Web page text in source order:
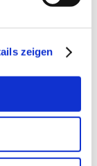
zeigen
längeren
für oder